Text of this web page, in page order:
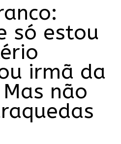
só estou
irmã da
não